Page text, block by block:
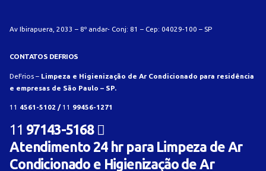
Av Ibirapuera, 2033 – 8º andar- Conj: 81 – Cep: 04029-100 – SP
CONTATOS DEFRIOS
DeFrios – Limpeza e Higienização de Ar Condicionado para residência
e empresas de São Paulo – SP.
11 4561-5102 / 11 99456-1271
11 97143-5168
Atendimento 24 hr para Limpeza de Ar
Condicionado e Higienização de Ar